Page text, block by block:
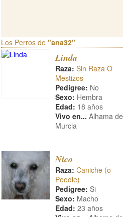
Los Perros de "ana32"
Linda
Raza: Sin Raza O
Mestizos
Pedigree: No
Sexo: Hembra
Edad: 18 años
Vivo en... Alhama de
Murcia
Nico
Raza: Caniche (o
Poodle)
Pedigree: Si
Sexo: Macho
Edad: 23 años